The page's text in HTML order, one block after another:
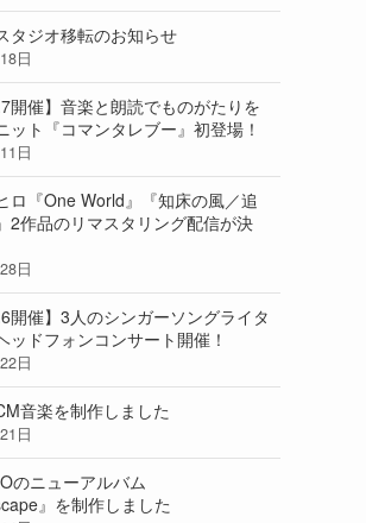
タジオ移転のお知らせ
日
開催】音楽と朗読でものがたりを
ット『コマンタレブー』初登場！
日
ロ『One World』『知床の風／追
2作品のリマスタリング配信が決
日
開催】3人のシンガーソングライタ
ッドフォンコンサート開催！
日
音楽を制作しました
日
のニューアルバム
』を制作しました